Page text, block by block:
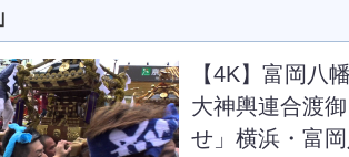
【4K】富岡八
大神輿連合渡
せ」横浜・富